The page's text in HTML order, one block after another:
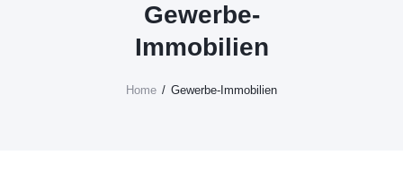
Gewerbe-
Immobilien
Home Gewerbe-Immobilien
360-GRAD-SERVICE
Social Media Galerie
Kontakt